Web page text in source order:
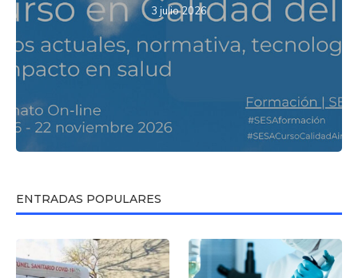
3 julio 2026
ENTRADAS POPULARES